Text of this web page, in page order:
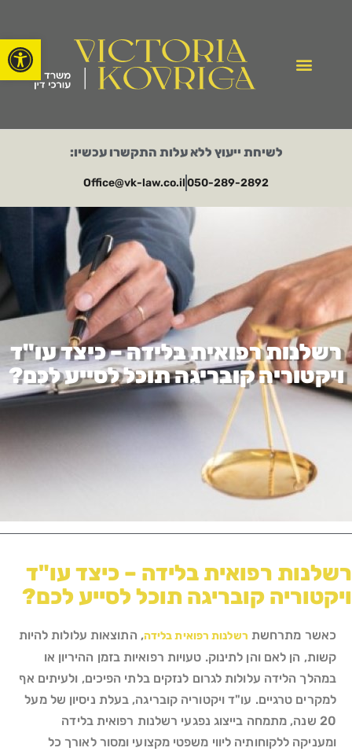
פתח
לשיחת ייעוץ ללא עלות התקשרו עכשיו:
050-289-2892​
Office@vk-law.co.il​
רשלנות רפואית בלידה – כיצד עו"ד
ויקטוריה קובריגה תוכל לסייע לכם?
רשלנות רפואית בלידה – כיצד עו"ד
ויקטוריה קובריגה תוכל לסייע לכם?
כאשר מתרחשת רשלנות רפואית בלידה, התוצאות עלולות להיות
קשות, הן לאם והן לתינוק. טעויות רפואיות בזמן ההיריון או
במהלך הלידה עלולות לגרום לנזקים בלתי הפיכים, ולעיתים אף
למקרים טרגיים. עו"ד ויקטוריה קובריגה, בעלת ניסיון של מעל
20 שנה, מתמחה בייצוג נפגעי רשלנות רפואית בלידה
ומעניקה ללקוחותיה ליווי משפטי מקצועי ומסור לאורך כל